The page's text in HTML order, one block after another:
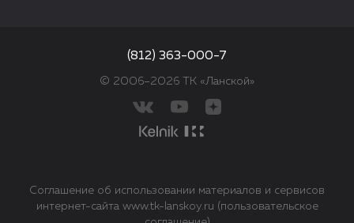
© 2006–2026 ТК «Ланской»
(812) 363-000-7
Соглашение об использовании материалов и сервисов
интернет-сайта www.tk-lanskoy.ru (пользовательское